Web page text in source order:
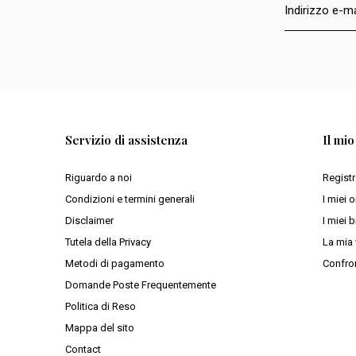
Servizio di assistenza
Riguardo a noi
Condizioni e termini generali
Disclaimer
Tutela della Privacy
Metodi di pagamento
Domande Poste Frequentemente
Politica di Reso
Mappa del sito
Contact
Il
I miei
I miei
La